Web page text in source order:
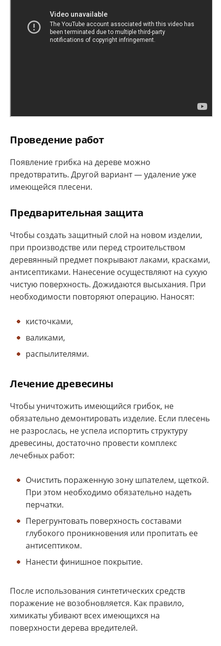
Проведение работ
Появление грибка на дереве можно
предотвратить. Другой вариант — удаление уже
имеющейся плесени.
Предварительная защита
Чтобы создать защитный слой на новом изделии,
при производстве или перед строительством
деревянный предмет покрывают лаками, красками,
антисептиками. Нанесение осуществляют на сухую
чистую поверхность. Дожидаются высыхания. При
необходимости повторяют операцию. Наносят:
кисточками,
валиками,
распылителями.
Лечение древесины
Чтобы уничтожить имеющийся грибок, не
обязательно демонтировать изделие. Если плесень
не разрослась, не успела испортить структуру
древесины, достаточно провести комплекс
лечебных работ:
Очистить пораженную зону шпателем, щеткой.
При этом необходимо обязательно надеть
перчатки.
Перегрунтовать поверхность составами
глубокого проникновения или пропитать ее
антисептиком.
Нанести финишное покрытие.
После использования синтетических средств
поражение не возобновляется. Как правило,
химикаты убивают всех имеющихся на
поверхности дерева вредителей.